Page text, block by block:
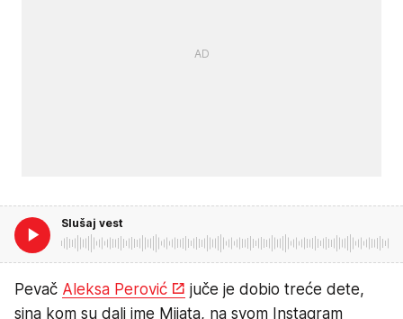
Slušaj vest
Pevač Aleksa Perović
juče je dobio treće dete,
sina kom su dali ime Mijata, na svom Instagram